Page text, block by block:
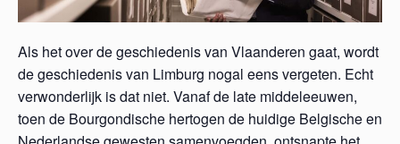
Als het over de geschiedenis van Vlaanderen gaat, wordt
de geschiedenis van Limburg nogal eens vergeten. Echt
verwonderlijk is dat niet. Vanaf de late middeleeuwen,
toen de Bourgondische hertogen de huidige Belgische en